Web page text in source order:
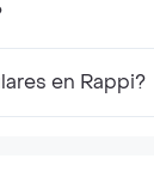
en Rappi?